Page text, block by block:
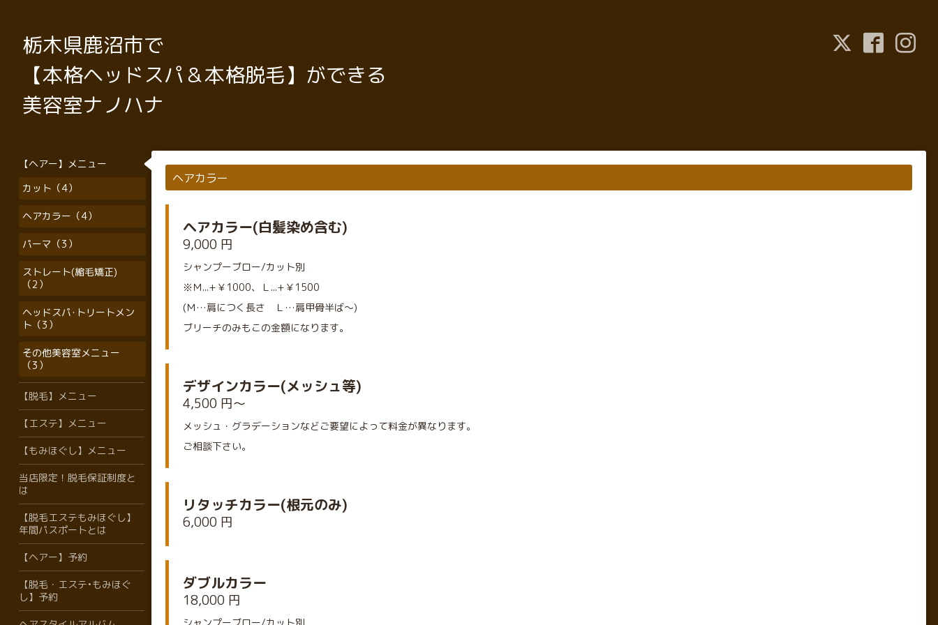
栃木県鹿沼市で
【本格ヘッドスパ＆本格脱毛】ができる
美容室ナノハナ
ヘアカラー
ヘアカラー(白髪染め含む)
9,000 円
シャンプーブロー/カット別
※Ｍ...+￥1000、Ｌ...+￥1500
(Ｍ…肩につく長さ Ｌ…肩甲骨半ば～)
ブリーチのみもこの金額になります。
デザインカラー(メッシュ等)
4,500 円～
メッシュ・グラデーションなどご要望によって料金が異なります。
ご相談下さい。
リタッチカラー(根元のみ)
6,000 円
ダブルカラー
18,000 円
【ヘアー】メニュー
カット（4）
ヘアカラー（4）
パーマ（3）
ストレート(縮毛矯正)
（2）
ヘッドスパ･トリートメン
ト（3）
その他美容室メニュー
（3）
【脱毛】メニュー
【エステ】メニュー
【もみほぐし】メニュー
当店限定！脱毛保証制度と
は
【脱毛エステもみほぐし】
年間パスポートとは
【ヘアー】予約
【脱毛・エステ•もみほぐ
し】予約